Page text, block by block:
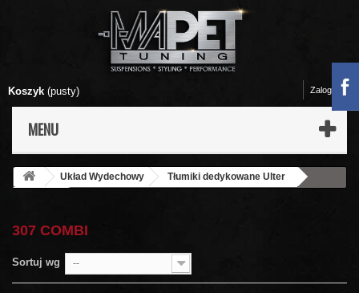
Koszyk (pusty)
MENU
Zaloguj się
Układ Wydechowy
Tłumiki dedykowane Ulter
307 COMBI
Sortuj wg --